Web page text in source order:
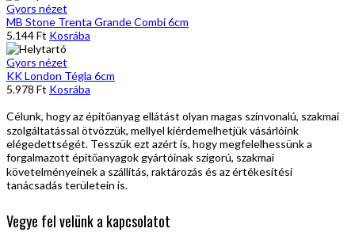
Gyors nézet
MB Stone Trenta Grande Combi 6cm
5.144Ft Kosrába
Gyors nézet
KK London Tégla 6cm
5.978 Ft Kosrába
Célunk, hogy az építőanyag ellátást olyan magas színvonalú, szakmai
szolgáltatással ötvözzük, mellyel kiérdemelhetjük vásárlóink
elégedettségét. Tesszük ezt azért is, hogy megfelelhessünk a
forgalmazott építőanyagok gyártóinak szigorú, szakmai
követelményeinek a szállítás, raktározás és az értékesítési
tanácsadás területein is.
Vegye fel velünk a kapcsolatot